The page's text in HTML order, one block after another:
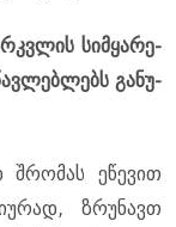
სიმ­ყა­რე­
გა­ნუ­
ეწე­ვით
ზრუ­ნავთ